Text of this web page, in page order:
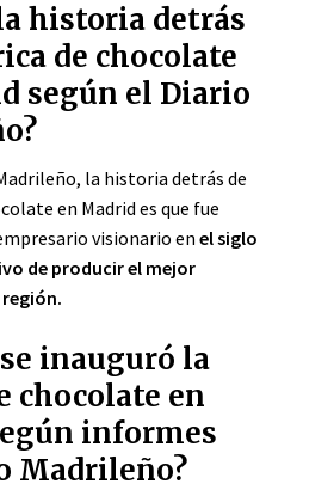
historia detrás
de chocolate
según el Diario
la historia detrás de
en Madrid es que fue
visionario en el siglo
de producir el mejor
inauguró la
chocolate en
informes
Madrileño?